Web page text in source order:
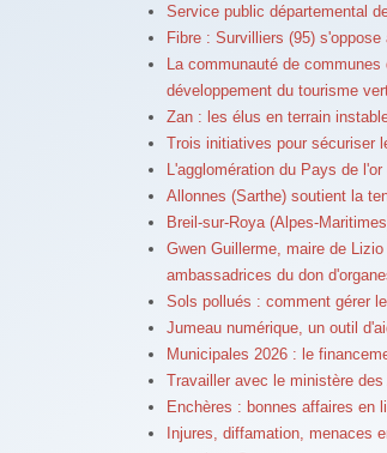
Service public départemental
Fibre : Survilliers (95)
La communauté de
développement du tourisme
Zan : les élus en terrain
Trois initiatives pour sécuriser
L'agglomération du Pays de
Allonnes (Sarthe) soutient la
Breil-sur-Roya (Alpes-
Gwen Guillerme, maire de
ambassadrices du don
Sols pollués : comment gérer
Jumeau numérique, un outil
Municipales 2026 : le
Travailler avec le ministère des
Enchères : bonnes affaires en
Injures, diffamation, menaces